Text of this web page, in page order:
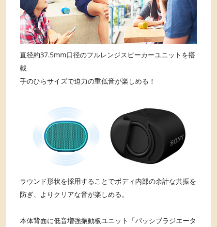
直径約37.5mm口径のフルレンジスピーカーユニットを搭
載
手のひらサイズで迫力の重低音が楽しめる！
ラウンド形状を採用することでボディ内部の余計な共振を
防ぎ、よりクリアな音が楽しめる。
本体背面に低音増強振動板ユニット「パッシブラジエータ